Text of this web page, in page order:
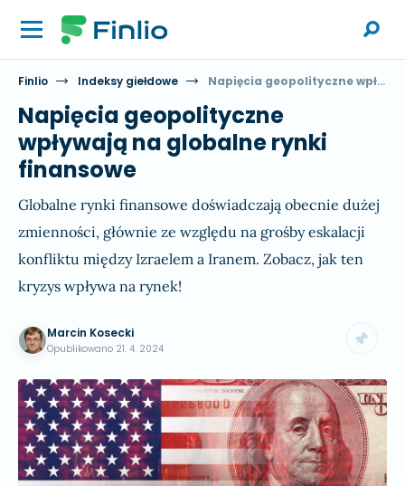
Finlio Indeksy giełdowe Napięcia geopolityczne wpływają na globalne rynki finansowe
Napięcia geopolityczne
wpływają na globalne rynki
finansowe
Globalne rynki finansowe doświadczają obecnie dużej
zmienności, głównie ze względu na grośby eskalacji
konfliktu między Izraelem a Iranem. Zobacz, jak ten
kryzys wpływa na rynek!
Marcin Kosecki
Opublikowano 21. 4. 2024